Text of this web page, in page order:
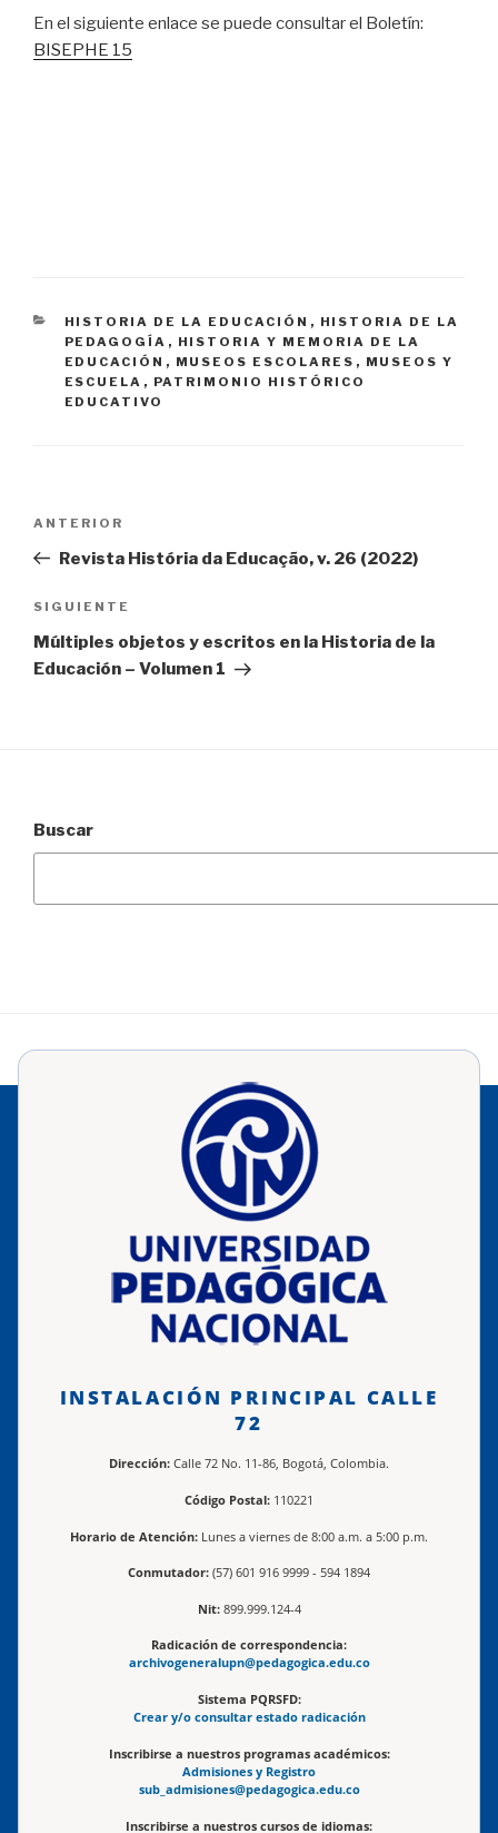
En el siguiente enlace se puede consultar el Boletín:
BISEPHE 15
CATEGORÍAS
HISTORIA DE LA EDUCACIÓN , HISTORIA DE LA
PEDAGOGÍA , HISTORIA Y MEMORIA DE LA
EDUCACIÓN , MUSEOS ESCOLARES , MUSEOS Y
ESCUELA , PATRIMONIO HISTÓRICO
EDUCATIVO
entradas
Entrada
anterior:
ANTERIOR
Revista História da Educação, v. 26 (2022)
Siguiente
entrada
SIGUIENTE
Múltiples objetos y escritos en la Historia de la
Educación – Volumen 1
Buscar
INSTALACIÓN PRINCIPAL CALLE
72
Dirección: Calle 72 No. 11-86, Bogotá, Colombia.
Código Postal: 110221
Horario de Atención: Lunes a viernes de 8:00 a.m. a 5:00 p.m.
Conmutador: (57) 601 916 9999 - 594 1894
Nit:899.999.124-4
Radicación de correspondencia:
archivogeneralupn@pedagogica.edu.co
Sistema PQRSFD:
Crear y/o consultar estado radicación
Inscribirse a nuestros programas académicos:
Admisiones y Registro
sub_admisiones@pedagogica.edu.co
Inscribirse a nuestros cursos de idiomas: